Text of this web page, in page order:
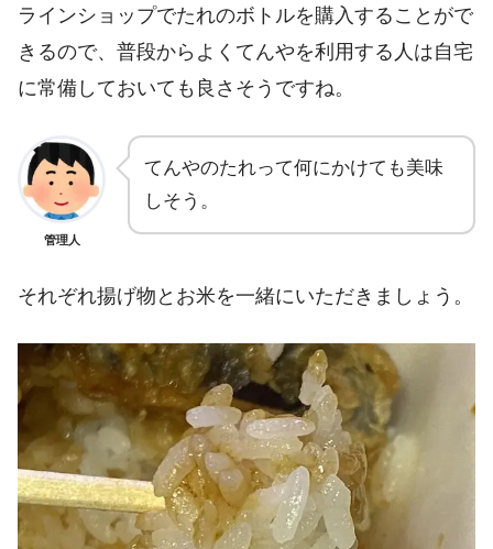
ラインショップでたれのボトルを購入することがで
きるので、普段からよくてんやを利用する人は自宅
に常備しておいても良さそうですね。
管理人
てんやのたれって何にかけても美味
しそう。
それぞれ揚げ物とお米を一緒にいただきましょう。